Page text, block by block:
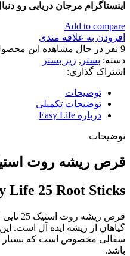
اینستاگرام مرجان دریایی رو
Add to compare
افزودن به علاقه مندی
9 نفر در حال مشاهده این
دسته: بستر , زیر بستر
اشتراک گذاری:
توضیحات
توضیحات تکمیلی
درباره Easy Life
توضیحات
قرص ریشه روت استیک 25 تایی ایزی
Life 25 Root Sticks
قرص
سفالی مخصوص است که بسیار
باشد.